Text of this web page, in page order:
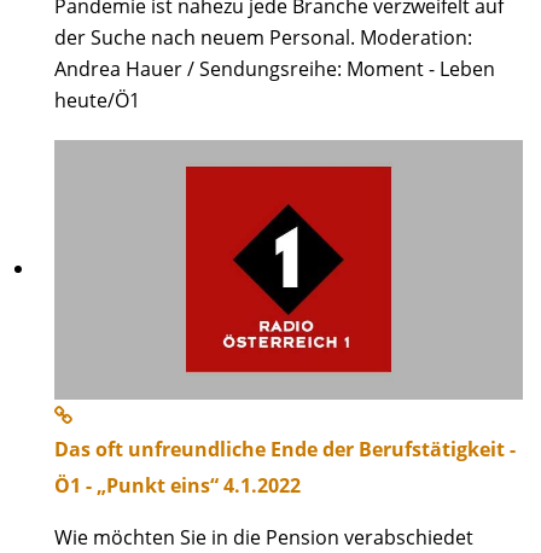
Pandemie ist nahezu jede Branche verzweifelt auf
der Suche nach neuem Personal. Moderation:
Andrea Hauer / Sendungsreihe: Moment - Leben
heute/Ö1
Das oft unfreundliche Ende der Berufstätigkeit -
Ö1 - „Punkt eins“ 4.1.2022
Wie möchten Sie in die Pension verabschiedet